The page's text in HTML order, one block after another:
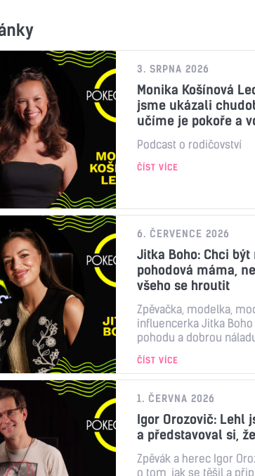
3. SRPNA 2026
Monika Košínová
jsme ukázali
učíme je pokoře a
Podcast o rodičovství
ČÍST VÍCE
6. ČERVENCE 2026
Jitka Boho: Chci
pohodová máma,
všeho se hroutit
Zpěvačka, modelka,
influencerka Jitka
pohodu a dobrou
ČÍST VÍCE
1. ČERVNA 2026
Igor Orozovič: Lehl
a představoval si,
Zpěvák a herec Igor
o tom, jak se těšil a